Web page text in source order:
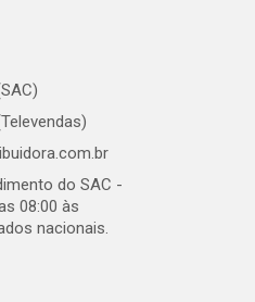
do SAC -
08:00 às
nacionais.